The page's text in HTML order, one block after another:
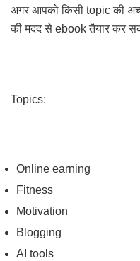
अगर आपको किसी topic की
की मदद से ebook तैयार कर
Topics:
Online earning
Fitness
Motivation
Blogging
AI tools